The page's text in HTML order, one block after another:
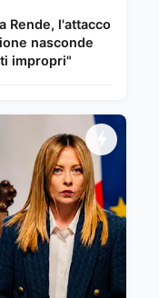
Rende, l'attacco
nasconde
impropri"